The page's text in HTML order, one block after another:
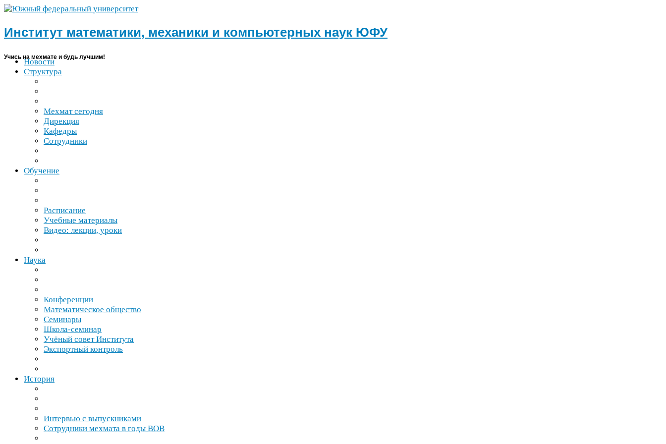
Институт математики, механики и компьютерных наук ЮФУ
Учись на мехмате и будь лучшим!
Новости
Структура
Мехмат сегодня
Дирекция
Кафедры
Сотрудники
Обучение
Расписание
Учебные материалы
Видео: лекции, уроки
Наука
Конференции
Математическое общество
Семинары
Школа-​семинар
Учёный совет Института
Экспортный контроль
История
Интервью с выпускниками
Сотрудники мехмата в годы ВОВ